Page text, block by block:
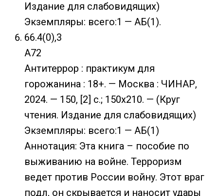
Издание для слабовидящих)
Экземпляры: всего:1 — АБ(1).
66.4(0),3
А72
Антитеррор : практикум для
горожанина : 18+. — Москва : ЧИНАР,
2024. — 150, [2] с.; 150х210. — (Круг
чтения. Издание для слабовидящих)
Экземпляры: всего:1 — АБ(1)
Аннотация: Эта книга – пособие по
выживанию на войне. Терроризм
ведет против России войну. Этот враг
подл, он скрывается и наносит удары